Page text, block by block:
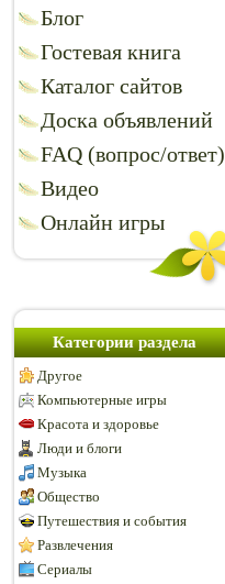
Блог
Гостевая книга
Каталог сайтов
Доска объявлений
FAQ (вопрос/ответ)
Видео
Онлайн игры
Категории раздела
Другое
Компьютерные игры
Красота и здоровье
Люди и блоги
Музыка
Общество
Путешествия и события
Развлечения
Сериалы